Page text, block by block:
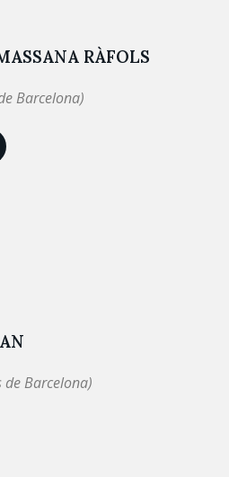
RÀFOLS
Barcelona)
Barcelona)